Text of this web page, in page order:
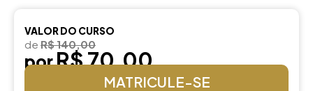
VALOR DO CURSO
de R$ 140,00
porR$ 70,00
MATRICULE-SE